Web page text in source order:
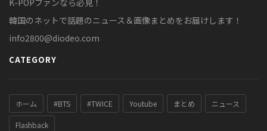
K-POPファンなら必見！
韓国のネットで話題のニュース＆画像まとめをお届けします！
info2800@diodeo.com
CATEGORY
ホーム #BTS #TWICE Youtube まとめ ニュース
Flashback